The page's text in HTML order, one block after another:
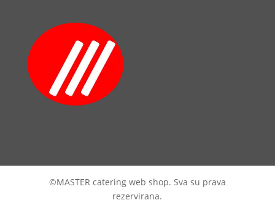
©MASTER catering web shop. Sva su prava
rezervirana.